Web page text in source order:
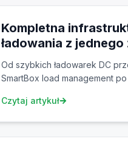
Kompletna
ładowania z
ZAspot 2026
Od szybkich ładowarek DC
SmartBox load management
eRoaming — ZAspot oferuje
Czytaj artykuł